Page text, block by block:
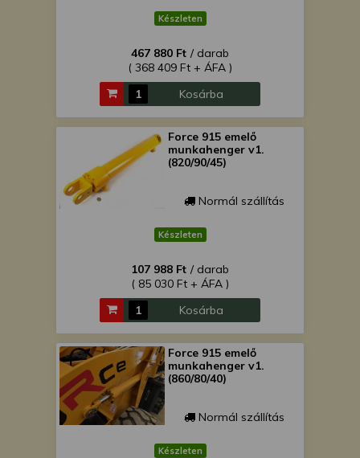
Készleten
467 880 Ft / darab
( 368 409 Ft + ÁFA )
Kosárba
Force 915 emelő
munkahenger v1.
(820/90/45)
Normál szállítás
Készleten
107 988 Ft / darab
( 85 030 Ft + ÁFA )
Kosárba
Force 915 emelő
munkahenger v1.
(860/80/40)
Normál szállítás
Készleten